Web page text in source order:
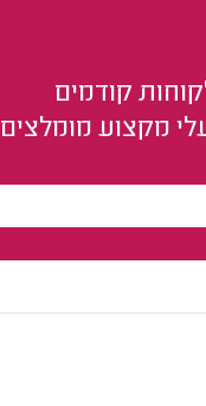
קודמים
מקצוע מומלצים